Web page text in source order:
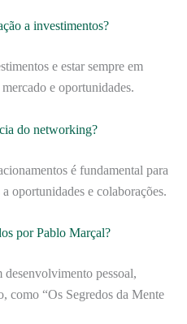
a investimentos?
e estar sempre em
e oportunidades.
do networking?
é fundamental para
oportunidades e colaborações.
por Pablo Marçal?
desenvolvimento pessoal,
como “Os Segredos da Mente